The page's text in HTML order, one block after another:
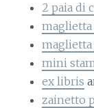
2 paia di
maglietta
mini
ex libris
zainetto